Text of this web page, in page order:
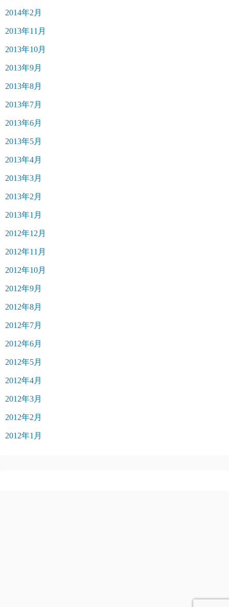
2014年2月
2013年11月
2013年10月
2013年9月
2013年8月
2013年7月
2013年6月
2013年5月
2013年4月
2013年3月
2013年2月
2013年1月
2012年12月
2012年11月
2012年10月
2012年9月
2012年8月
2012年7月
2012年6月
2012年5月
2012年4月
2012年3月
2012年2月
2012年1月